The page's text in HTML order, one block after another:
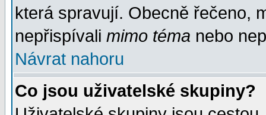
která spravují. Obecně řečeno,
nepřispívali mimo téma nebo
Návrat nahoru
Co jsou uživatelské skupiny?